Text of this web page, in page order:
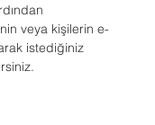
veya kişilerin e-
istediğiniz